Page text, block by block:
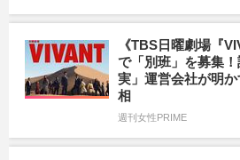
《TBS日曜劇場『
で「別班」を募集
実」運営会社が明
相
週刊女性PRIME